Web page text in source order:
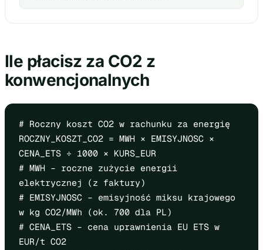
Ile płacisz za CO2 z
konwencjonalnych
# Roczny koszt CO2 w rachunku za energię
ROCZNY_KOSZT_CO2 = MWH × EMISYJNOSC ×
CENA_ETS ÷ 1000 × KURS_EUR
# MWH – roczne zużycie energii
elektrycznej (z faktury)
# EMISYJNOSC – emisyjność miksu krajowego
w kg CO2/MWh (ok. 700 dla PL)
# CENA_ETS – cena uprawnienia EU ETS w
EUR/t CO2